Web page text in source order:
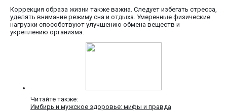
Коррекция образа жизни также важна. Следует избегать стресса,
уделять внимание режиму сна и отдыха. Умеренные физические
нагрузки способствуют улучшению обмена веществ и
укреплению организма.
Читайте также:
Имбирь и мужское здоровье: мифы и правда